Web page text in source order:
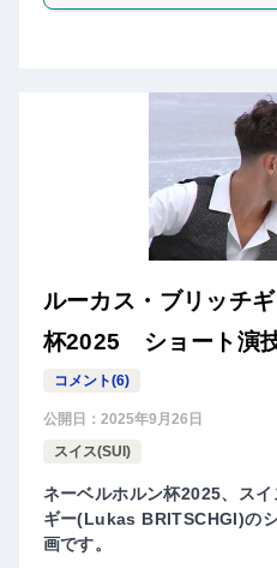
ルーカス・ブリッチ
杯2025 ショート演
コメント(6)
公開日： 2025年9月26日
スイス(SUI)
ネーベルホルン杯2025、ス
ギー(Lukas BRITSCHGI)の
画です。